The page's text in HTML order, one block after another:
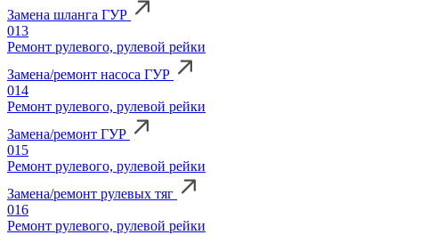
Замена шланга ГУР
013
Ремонт рулевого, рулевой рейки
Замена/ремонт насоса ГУР
014
Ремонт рулевого, рулевой рейки
Замена/ремонт ГУР
015
Ремонт рулевого, рулевой рейки
Замена/ремонт рулевых тяг
016
Ремонт рулевого, рулевой рейки